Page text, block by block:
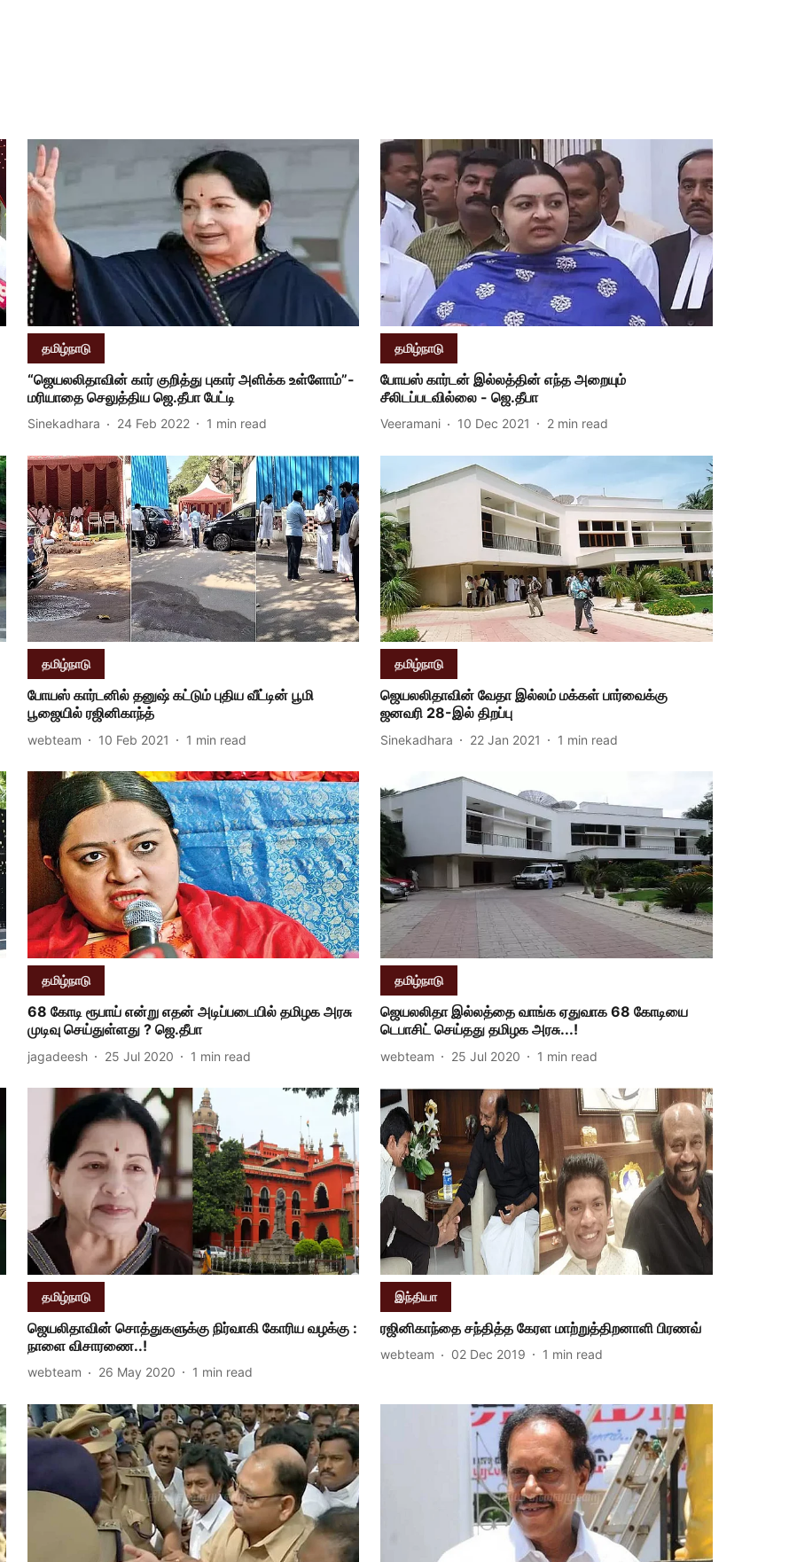
தமிழ்நாடு
“ஜெயலலிதாவின் கார் குறித்து புகார் அளிக்க உள்ளோம்”-
மரியாதை செலுத்திய ஜெ.தீபா பேட்டி
Sinekadhara 24 Feb 2022 1 min read
தமிழ்நாடு
போயஸ் கார்டன் இல்லத்தின் எந்த அறையும்
சீலிடப்படவில்லை - ஜெ.தீபா
Veeramani 10 Dec 2021 2 min read
தமிழ்நாடு
போயஸ் கார்டனில் தனுஷ் கட்டும் புதிய வீட்டின் பூமி
பூஜையில் ரஜினிகாந்த்
webteam 10 Feb 2021 1 min read
தமிழ்நாடு
ஜெயலலிதாவின் வேதா இல்லம் மக்கள் பார்வைக்கு
ஜனவரி 28-இல் திறப்பு
Sinekadhara 22 Jan 2021 1 min read
தமிழ்நாடு
68 கோடி ரூபாய் என்று எதன் அடிப்படையில் தமிழக அரசு
முடிவு செய்துள்ளது ? ஜெ.தீபா
jagadeesh 25 Jul 2020 1 min read
தமிழ்நாடு
ஜெயலலிதா இல்லத்தை வாங்க ஏதுவாக 68 கோடியை
டெபாசிட் செய்தது தமிழக அரசு...!
webteam 25 Jul 2020 1 min read
தமிழ்நாடு
ஜெயலிதாவின் சொத்துகளுக்கு நிர்வாகி கோரிய வழக்கு :
நாளை விசாரணை..!
webteam 26 May 2020 1 min read
இந்தியா
ரஜினிகாந்தை சந்தித்த கேரள மாற்றுத்திறனாளி பிரணவ்
webteam 02 Dec 2019 1 min read